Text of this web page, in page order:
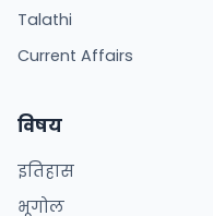
Talathi
Current Affairs
विषय
इतिहास
भूगोल